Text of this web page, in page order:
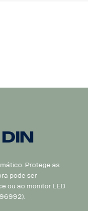
Protege as
pode ser
ou ao monitor LED